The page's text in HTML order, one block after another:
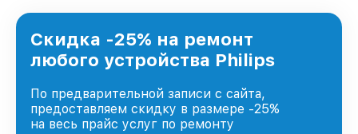
Скидка -25% на ремонт
любого устройства Philips
По предварительной записи с сайта,
предоставляем скидку в размере -25%
на весь прайс услуг по ремонту